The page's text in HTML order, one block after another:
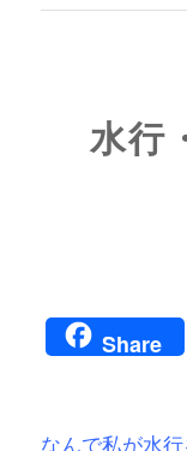
水行
Share
なんで私が水